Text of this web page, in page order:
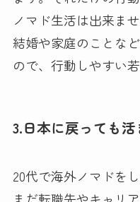
ノマド生活は出来ま
結婚や家庭のことな
ので、行動しやすい
3.日本に戻っても
20代で海外ノマドを